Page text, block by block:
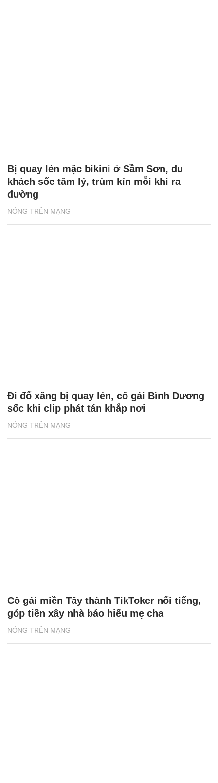
NÓNG TRÊN MẠNG
Bị quay lén mặc bikini ở Sầm Sơn, du
khách sốc tâm lý, trùm kín mỗi khi ra
đường
NÓNG TRÊN MẠNG
Đi đổ xăng bị quay lén, cô gái Bình Dương
sốc khi clip phát tán khắp nơi
NÓNG TRÊN MẠNG
Cô gái miền Tây thành TikToker nổi tiếng,
góp tiền xây nhà báo hiếu mẹ cha